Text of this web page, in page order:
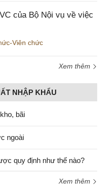
của Bộ Nội vụ về việc
Viên chức
Xem thêm
NHẬP KHẨU
bãi
ngoài
quy định như thế nào?
Xem thêm